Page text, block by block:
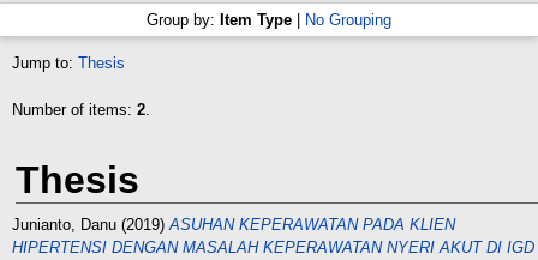
Group by: Item Type No Grouping
Jump to: Thesis
Number of items: 2.
Thesis
Junianto, Danu (2019)ASUHAN KEPERAWATAN PADA KLIEN
HIPERTENSI DENGAN MASALAH KEPERAWATAN NYERI AKUT DI IGD